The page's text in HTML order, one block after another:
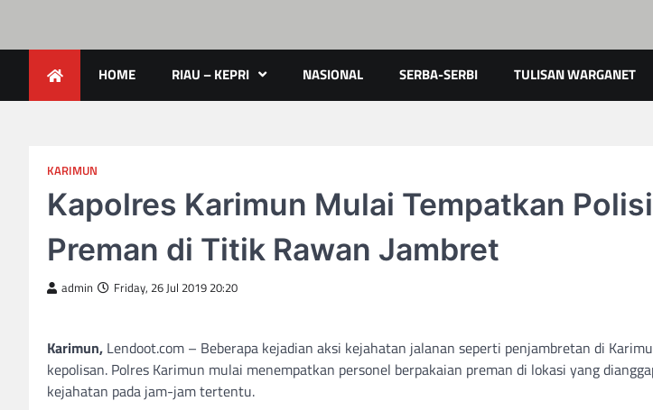
HOME RIAU – KEPRI NASIONAL SERBA-SERBI TULISAN WARGANET
KARIMUN
Kapolres Karimun Mulai Tempatkan
Preman di Titik Rawan Jambret
admin Friday, 26 Jul 2019 20:20
Karimun, Lendoot.com – Beberapa kejadian aksi kejahatan jalanan seperti penjambretan di
kepolisan. Polres Karimun mulai menempatkan personel berpakaian preman di lokasi yang
kejahatan pada jam-jam tertentu.